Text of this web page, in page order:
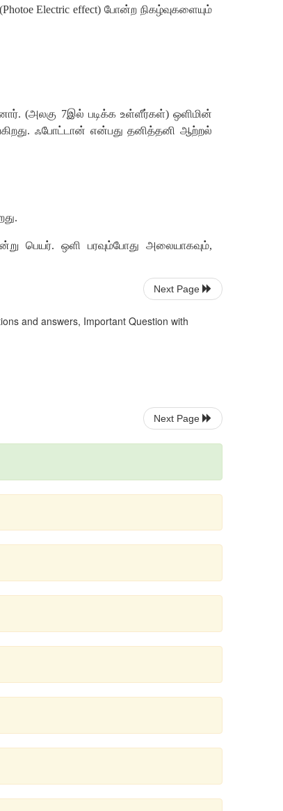
Electric effect) போன்ற நிகழ்வுகளையும்
(அலகு 7இல் படிக்க உள்ளீர்கள்) ஒளிமின்
ஃபோட்டான் என்பது தனித்தனி ஆற்றல்
பெயர். ஒளி பரவும்போது அலையாகவும்,
Next Page
and answers, Important Question with
Next Page